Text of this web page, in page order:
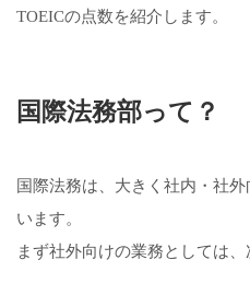
TOEICの点数を紹介します。
国際法務部って？
国際法務は、大きく社内・社
います。
まず社外向けの業務としては、